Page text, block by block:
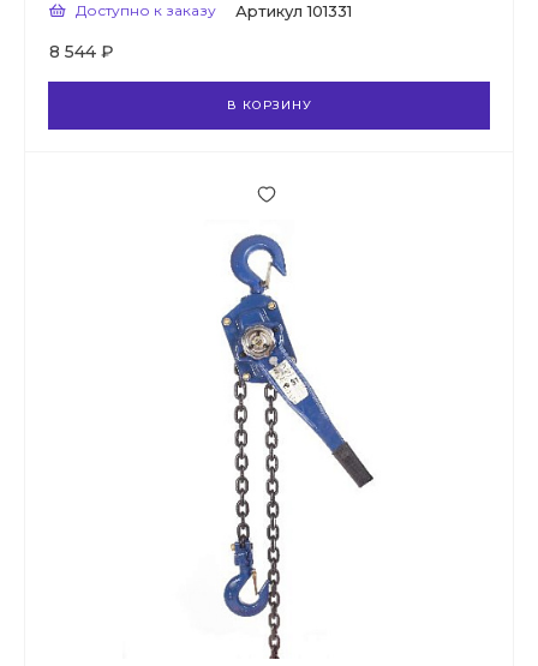
Доступно к заказу Артикул 101331
8 544 ₽
В КОРЗИНУ